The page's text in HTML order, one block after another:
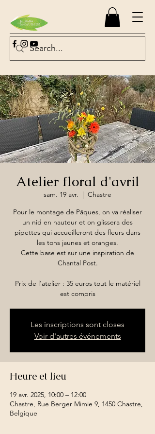
Atelier floral d'avril
sam. 19 avr.
  |
Chastre
Pour le montage de Pâques, on va réaliser
un nid en hauteur et on glissera des
pipettes qui accueilleront des fleurs dans
les tons jaunes et oranges.
Cette base est sur une inspiration de
Chantal Post.
Prix de l'atelier : 35 euros tout le matériel
est compris
Les inscriptions sont closes
Voir d'autres événements
Heure et lieu
19 avr. 2025, 10:00 – 12:00
Chastre, Rue Berger Mimie 9, 1450 Chastre,
Belgique